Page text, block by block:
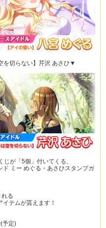
を切らない】芹沢 あさひ▼
が「5個」付いてくる、
ド ミー めぐる・あさひスタンプガ
る
テムが貰えます！
予定)